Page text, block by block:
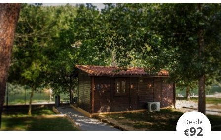
Desde
€92